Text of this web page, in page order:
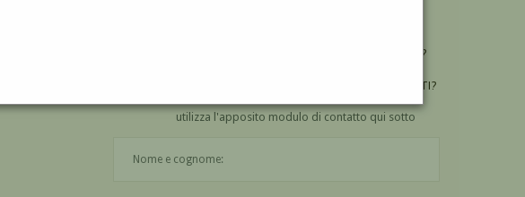
UN'OPERA DI GUIDO LEVORATI?
UN'OPERA DI GUIDO LEVORATI?
utilizza l'apposito modulo di contatto qui sotto